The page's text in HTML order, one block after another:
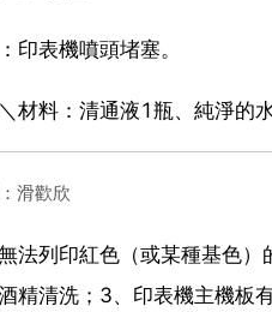
印表機噴頭堵塞。
材料：清通液1瓶、純淨的
滑歡欣
法列印紅色（或某種基色
精清洗；3、印表機主機板